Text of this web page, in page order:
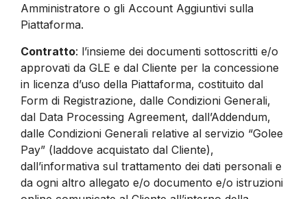
Amministratore o gli Account Aggiuntivi sulla
Piattaforma.
Contratto: l’insieme dei documenti sottoscritti e/o
approvati da GLE e dal Cliente per la concessione
in licenza d’uso della Piattaforma, costituito dal
Form di Registrazione, dalle Condizioni Generali,
dal Data Processing Agreement, dall’Addendum,
dalle Condizioni Generali relative al servizio “Golee
Pay” (laddove acquistato dal Cliente),
dall’informativa sul trattamento dei dati personali e
da ogni altro allegato e/o documento e/o istruzioni